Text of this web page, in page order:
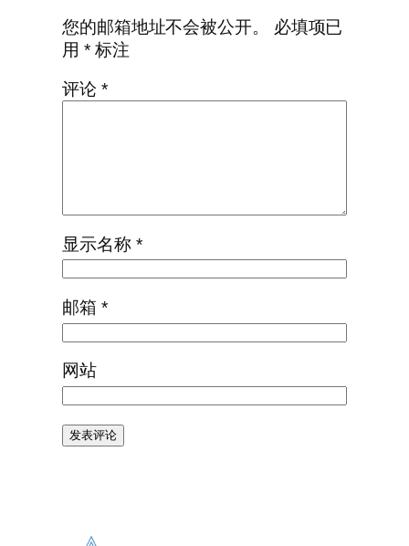
您的邮箱地址不会被公开。
必填项已
用 *标注
评论 *
显示名称 *
邮箱 *
网站